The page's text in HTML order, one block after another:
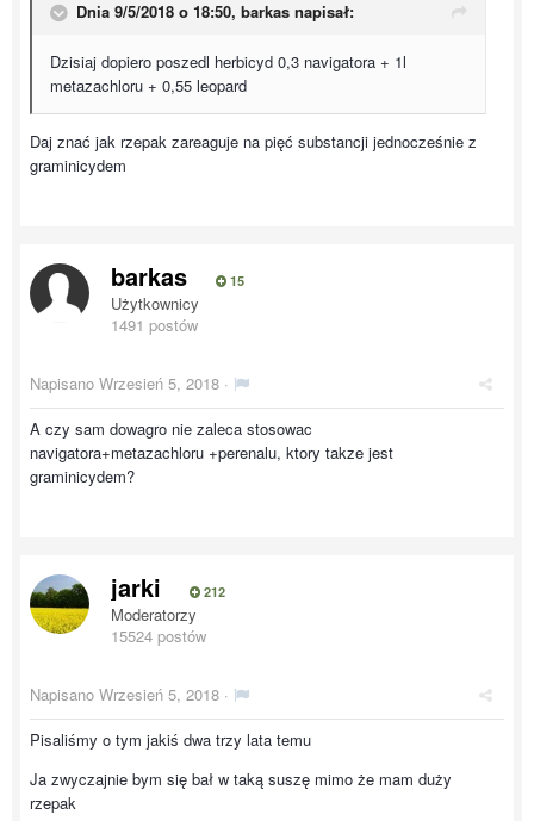
Dnia 9/5/2018 o 18:50, barkas napisał:
Dzisiaj dopiero poszedl herbicyd 0,3 navigatora + 1l
metazachloru + 0,55 leopard
Daj znać jak rzepak zareaguje na pięć substancji jednocześnie z
graminicydem
barkas 15
Użytkownicy
1491 postów
Napisano Wrzesień 5, 2018 ·
A czy sam dowagro nie zaleca stosowac
navigatora+metazachloru +perenalu, ktory takze jest
graminicydem?
jarki 212
Moderatorzy
15524 postów
Napisano Wrzesień 5, 2018 ·
Pisaliśmy o tym jakiś dwa trzy lata temu
Ja zwyczajnie bym się bał w taką suszę mimo że mam duży
rzepak